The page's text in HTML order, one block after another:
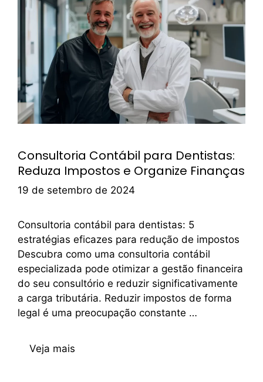
Consultoria Contábil para Dentistas:
Reduza Impostos e Organize Finanças
19 de setembro de 2024
Consultoria contábil para dentistas: 5
estratégias eficazes para redução de impostos
Descubra como uma consultoria contábil
especializada pode otimizar a gestão financeira
do seu consultório e reduzir significativamente
a carga tributária. Reduzir impostos de forma
legal é uma preocupação constante …
Veja mais